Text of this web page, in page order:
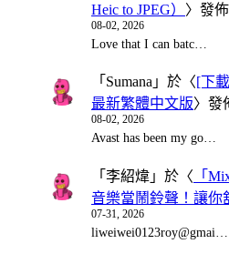
Heic to JPEG） 〉發
08-02, 2026
Love that I can batc…
「 Sumana 」於〈[下
最新繁體中文版〉發
08-02, 2026
Avast has been my go…
「 李紹煒 」於〈 「
音樂當鬧鈴聲！讓你
07-31, 2026
liweiwei0123roy@gmai…